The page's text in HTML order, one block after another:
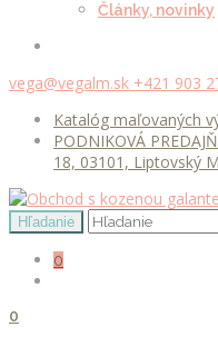
Články, novinky
vega@vegalm.sk +421 903
Katalóg maľovaných
PODNIKOVÁ
18, 03101, Liptovský
0
0